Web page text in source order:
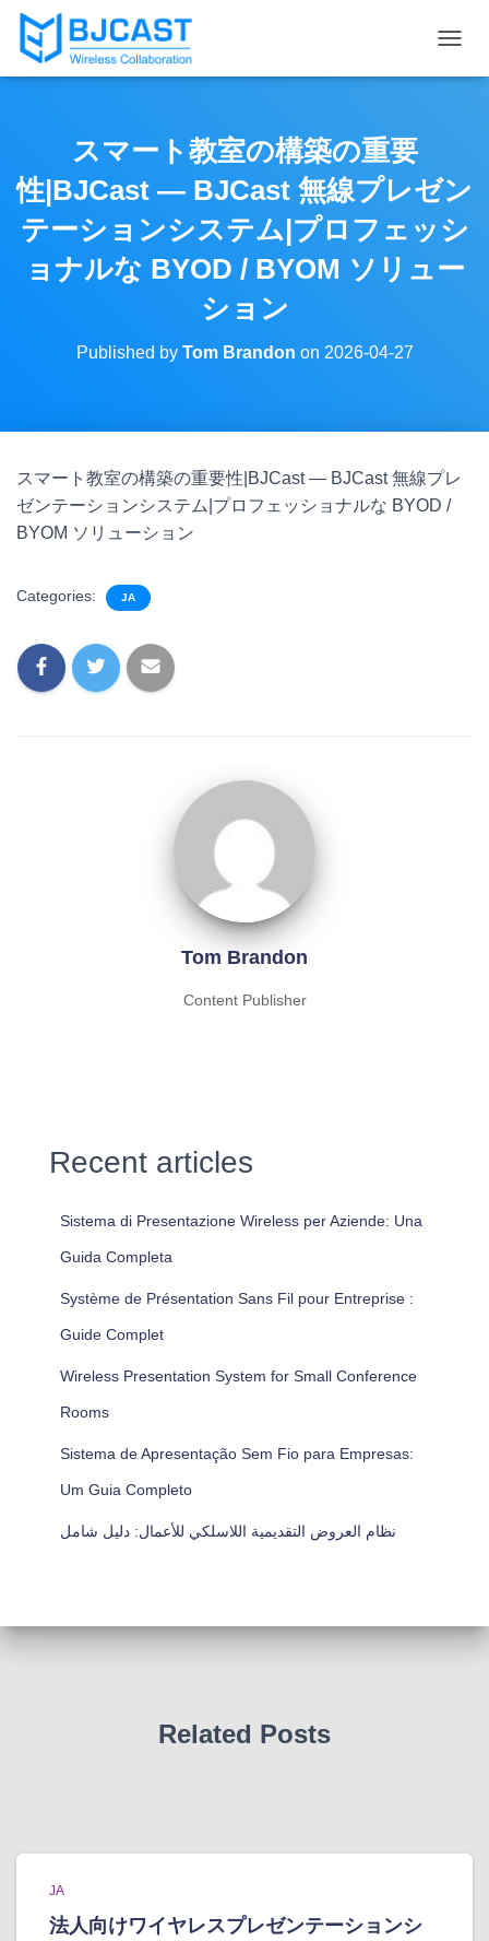
O
N
A
V
I
G
スマート教室の構築の重要
性|BJCast — BJCast 無線プレゼン
テーションシステム|プロフェッシ
ョナルな BYOD / BYOM ソリュー
ション
Published by Tom Brandon on 2026-04-27
スマート教室の構築の重要性|BJCast — BJCast 無線プレ
ゼンテーションシステム|プロフェッショナルな BYOD /
BYOM ソリューション
Categories: JA
Tom Brandon
Content Publisher
Recent articles
Sistema di Presentazione Wireless per Aziende: Una
Guida Completa
Système de Présentation Sans Fil pour Entreprise :
Guide Complet
Wireless Presentation System for Small Conference
Rooms
Sistema de Apresentação Sem Fio para Empresas:
Um Guia Completo
نظام العروض التقديمية اللاسلكي للأعمال: دليل شامل
Related Posts
JA
法人向けワイヤレスプレゼンテーションシ